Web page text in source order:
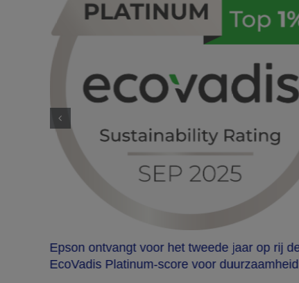
Epson ontvangt voor het tweede jaar op rij
EcoVadis Platinum-score voor duurzaamheid